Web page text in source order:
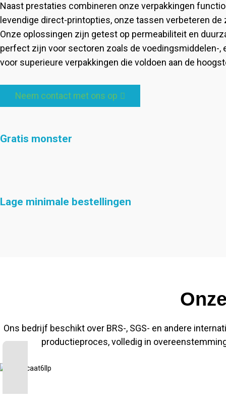
Naast prestaties combineren onze verpakkingen
levendige direct-printopties, onze tassen verbeteren
Onze oplossingen zijn getest op permeabiliteit en
perfect zijn voor sectoren zoals de voedingsmiddelen-,
voor superieure verpakkingen die voldoen aan de
Neem contact met ons op
Gratis monster
Lage minimale bestellingen
Ons bedrijf beschikt over BRS-, SGS- en andere
productieproces, volledig in